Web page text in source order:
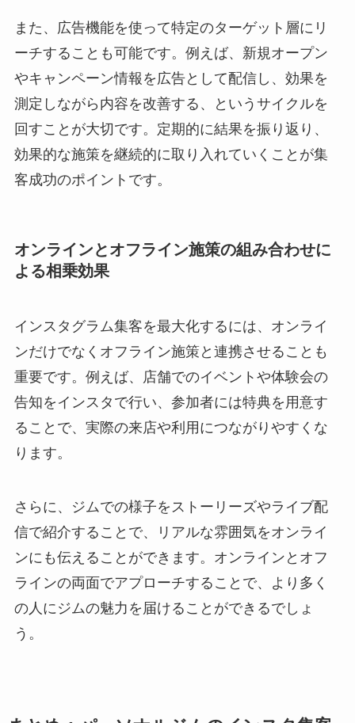
また、広告機能を使って特定のターゲット層にリ
ーチすることも可能です。例えば、新規オープン
やキャンペーン情報を広告として配信し、効果を
測定しながら内容を改善する、というサイクルを
回すことが大切です。定期的に結果を振り返り、
効果的な施策を継続的に取り入れていくことが集
客成功のポイントです。
オンラインとオフライン施策の組み合わせに
よる相乗効果
インスタグラム集客を最大化するには、オンライ
ンだけでなくオフライン施策と連携させることも
重要です。例えば、店舗でのイベントや体験会の
告知をインスタで行い、参加者には特典を用意す
ることで、実際の来店や利用につながりやすくな
ります。
さらに、ジムでの様子をストーリーズやライブ配
信で紹介することで、リアルな雰囲気をオンライ
ンにも伝えることができます。オンラインとオフ
ラインの両面でアプローチすることで、より多く
の人にジムの魅力を届けることができるでしょ
う。